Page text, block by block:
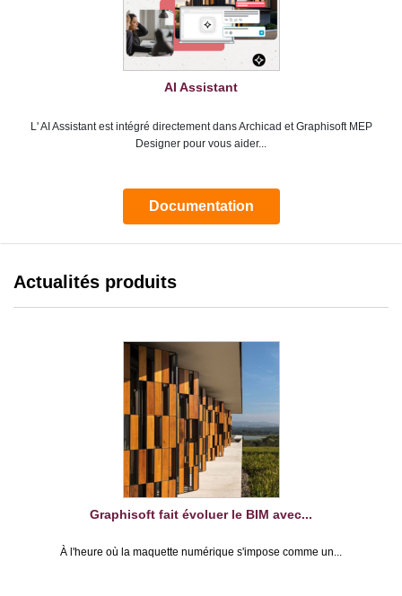
AI Assistant
L' AI Assistant est intégré directement dans Archicad et Graphisoft MEP
Designer pour vous aider...
Documentation
Actualités produits
Graphisoft fait évoluer le BIM avec...
À l'heure où la maquette numérique s'impose comme un...